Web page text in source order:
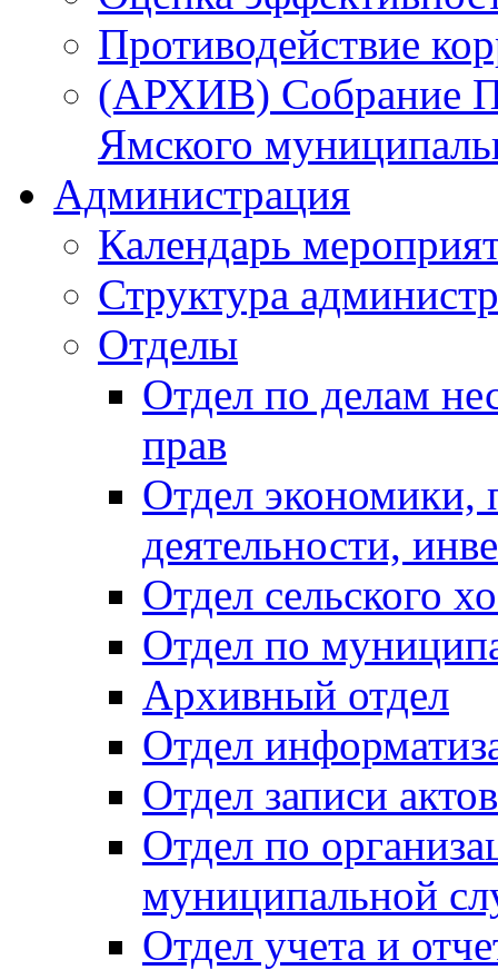
Противодействие
(АРХИВ) Собрание
Ямского
Администрация
Календарь
Структура
Отделы
Отдел по делам
прав
Отдел экономики,
деятельности,
Отдел сельского
Отдел по
Архивный отдел
Отдел
Отдел записи
Отдел по
муниципальной
Отдел учета и